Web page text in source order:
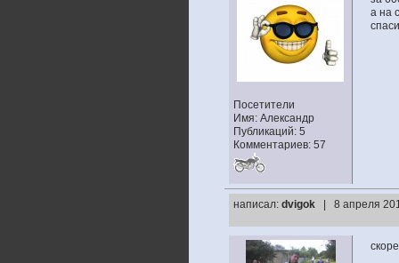
Посетители
Имя: Александр
Публикаций: 5
Комментариев: 57
а на
написал: dvigok | 8 апреля